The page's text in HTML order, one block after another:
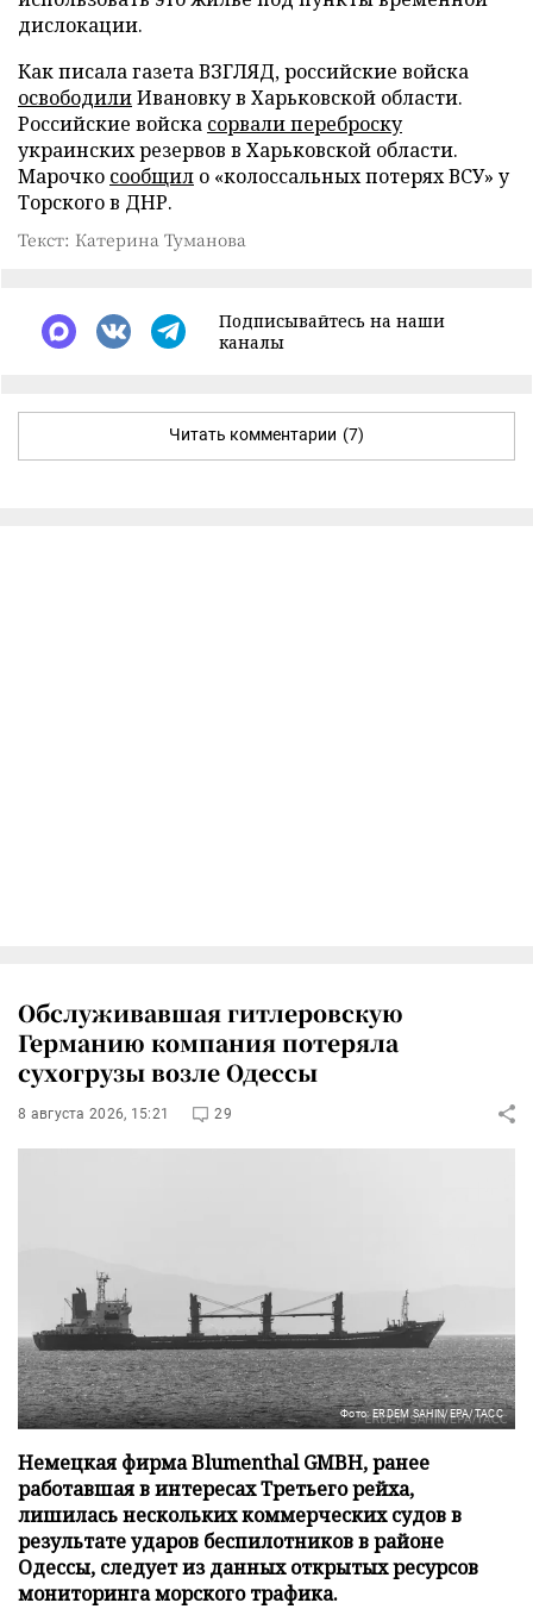
дислокации.
Как писала газета ВЗГЛЯД, российские войска
освободилиИвановку в Харьковской области.
Российские войска сорвали переброску
украинских резервов в Харьковской области.
Марочко сообщил о «колоссальных потерях ВСУ» у
Торского в ДНР.
Текст: Катерина Туманова
Подписывайтесь на наши
каналы
Читать комментарии (7)
Обслуживавшая гитлеровскую
Германию компания потеряла
сухогрузы возле Одессы
8 августа 2026, 15:21 29
Фото: ERDEM SAHIN/EPA/ТАСС
Немецкая фирма Blumenthal GMBH, ранее
работавшая в интересах Третьего рейха,
лишилась нескольких коммерческих судов в
результате ударов беспилотников в районе
Одессы, следует из данных открытых ресурсов
мониторинга морского трафика.